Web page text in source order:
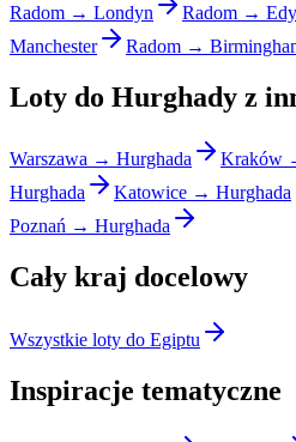
Radom → Londyn
Radom →
Manchester
Radom →
Loty do Hurghady z
Warszawa → Hurghada Kraków
Hurghada
Katowice → Hurghada
Poznań → Hurghada
Cały kraj docelowy
Wszystkie loty do Egiptu
Inspiracje tematyczne